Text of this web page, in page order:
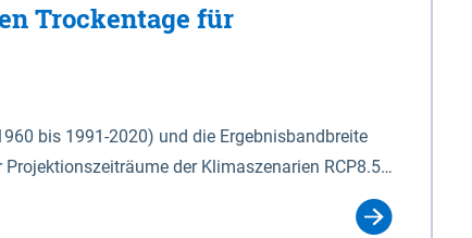
Trockentage für
bis 1991-2020) und die Ergebnisbandbreite
der Klimaszenarien RCP8.5